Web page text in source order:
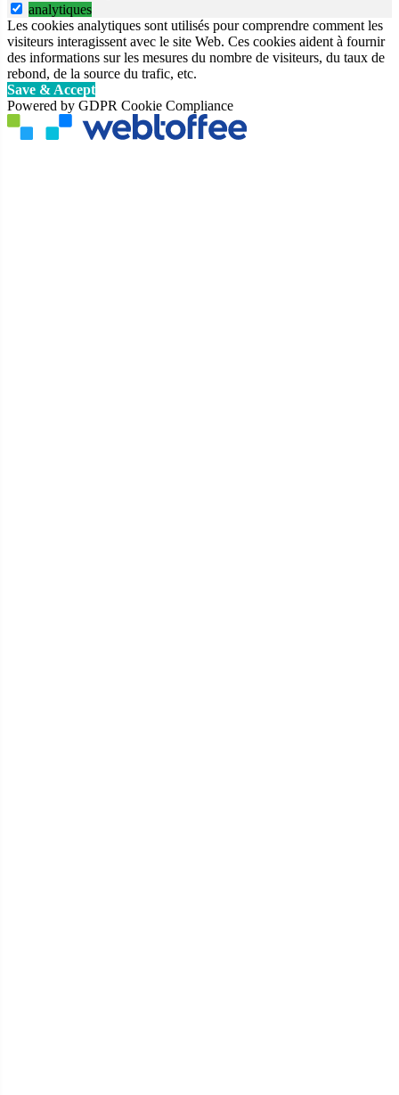
analytiques
Les cookies analytiques sont utilisés pour comprendre comment les
visiteurs interagissent avec le site Web. Ces cookies aident à fournir
des informations sur les mesures du nombre de visiteurs, du taux de
rebond, de la source du trafic, etc.
Save & Accept
Powered by GDPR Cookie Compliance